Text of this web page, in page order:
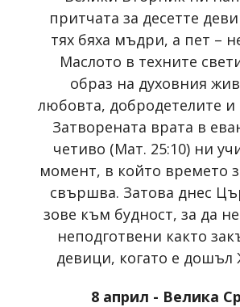
притчата за десетте
тях бяха мъдри, а пет –
Маслото в техните
образ на духовния
любовта, добродетелите и
Затворената врата в
четиво (Мат. 25:10) ни
момент, в който времето
свършва. Затова днес
зове към будност, за да
неподготвени както
девици, когато е дошъл
8 април - Велика